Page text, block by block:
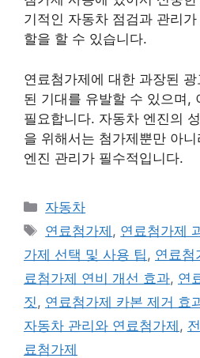
기적인 자동차 점검과 관리
할을 할 수 있습니다.
연료첨가제에 대한 과장된
된 기대를 유발할 수 있으며,
필요합니다. 자동차 엔진의
을 위해서는 첨가제뿐만 아
엔진 관리가 필수적입니다.
Categories
자동차
Tags
연료첨가제 , 연료첨가제
가제 선택 및 사용 팁 , 연료첨
료첨가제 연비 개선 효과, 연
짓 , 연료첨가제 카본 제거 효
자동차 관리와 연료첨가제 ,
료첨가제